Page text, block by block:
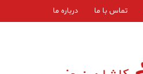
تماس با ما درباره ما